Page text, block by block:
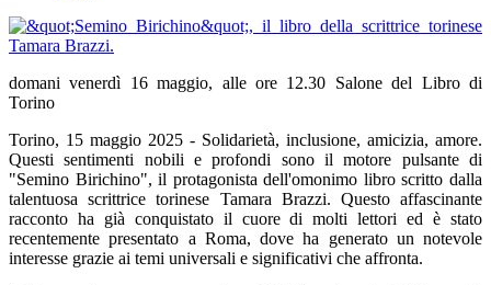
domani venerdì 16 maggio, alle ore 12.30 Salone del Libro di
Torino
Torino, 15 maggio 2025 - Solidarietà, inclusione, amicizia, amore.
Questi sentimenti nobili e profondi sono il motore pulsante di
"Semino Birichino", il protagonista dell'omonimo libro scritto dalla
talentuosa scrittrice torinese Tamara Brazzi. Questo affascinante
racconto ha già conquistato il cuore di molti lettori ed è stato
recentemente presentato a Roma, dove ha generato un notevole
interesse grazie ai temi universali e significativi che affronta.